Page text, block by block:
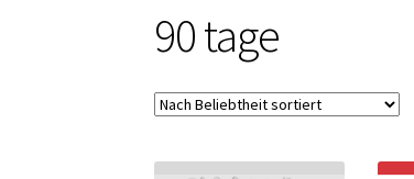
90 tage